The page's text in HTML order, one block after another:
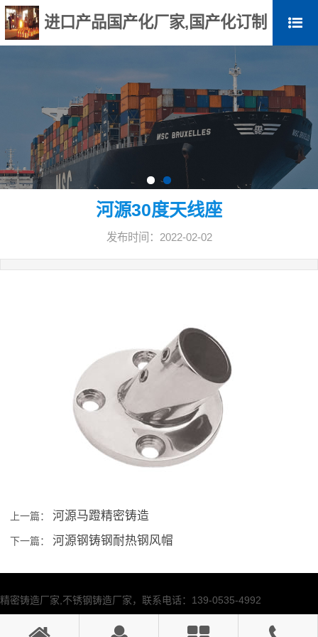
进口产品国产化厂家,国产化订制
河源30度天线座
发布时间：2022-02-02
上一篇： 河源马蹬精密铸造
下一篇： 河源钢铸钢耐热钢风帽
精密铸造厂家,不锈钢铸造厂家，联系电话：139-0535-4992